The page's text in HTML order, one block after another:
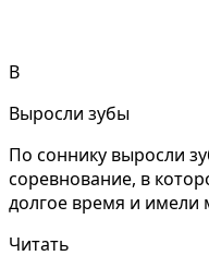
В
Выросли зубы
По соннику выросли
соревнование, в
долгое время и имели
Читать